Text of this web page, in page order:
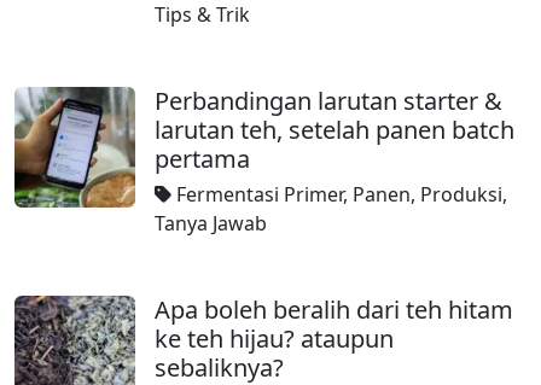
Tips & Trik
Perbandingan larutan starter &
larutan teh, setelah panen batch
pertama
Fermentasi Primer, Panen, Produksi,
Tanya Jawab
Apa boleh beralih dari teh hitam
ke teh hijau? ataupun
sebaliknya?